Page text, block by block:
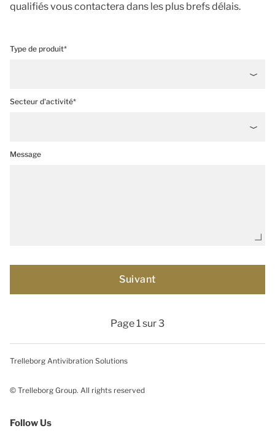
qualifiés vous contactera dans les plus brefs délais.
Type de produit*
Secteur d'activité*
Message
Page 1 sur 3
Trelleborg Antivibration Solutions
© Trelleborg Group. All rights reserved
Follow Us